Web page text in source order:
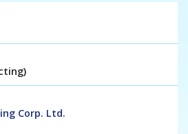
Fax
Corp. Ltd.